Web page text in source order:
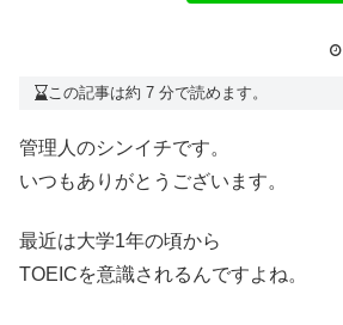
この記事は約 7 分で読めます。
管理人のシンイチです。
いつもありがとうございます。
最近は大学1年の頃から
TOEICを意識されるんですよね。